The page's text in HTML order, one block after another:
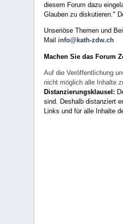
diesem Forum dazu
Glauben zu diskutieren."
Unseriöse Themen und
Mail info@kath-zdw.ch
Machen Sie das Forum
Auf die Veröffentlichung
nicht möglich alle Inhalte
Distanzierungsklausel:
sind. Deshalb distanziert
Links und für alle Inhalte